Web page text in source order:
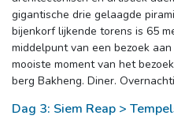
gigantische drie gelaagde
bijenkorf lijkende torens is 65
middelpunt van een bezoek
mooiste moment van het
berg Bakheng. Diner.
Dag 3: Siem Reap >